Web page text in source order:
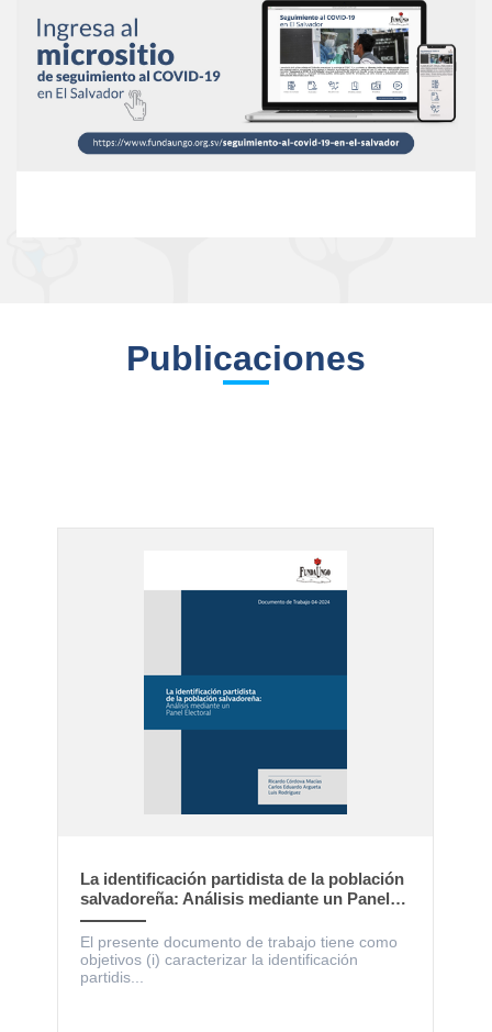
Publicaciones
La identificación partidista de la población
salvadoreña: Análisis mediante un Panel
Electoral
El presente documento de trabajo tiene como
objetivos (i) caracterizar la identificación
partidis...